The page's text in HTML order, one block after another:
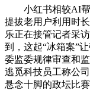
小红书相较AI帮
提拔老用户利用时
乐正在接管记者采
到，这起“冰箱案”
委监委规律审查和
逃觅科技员工称公
悬念十脚的政坛比